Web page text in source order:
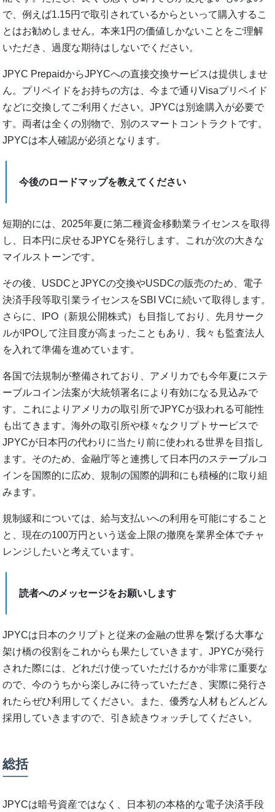
で、例えば1.15円で取引されているからといって購入するこ
とはお勧めしません。本来1円の価値しかないことをご理解
いただき、過度な期待はしないでください。
JPYC PrepaidからJPYCへの直接交換サービスは提供しませ
ん。プリペイドをお持ちの方は、今まで通りVisaプリペイド
などに交換してご利用ください。JPYCは別途購入が必要で
す。両者は全くの別物で、別のスマートコントラクトです。
JPYCは本人確認が必須となります。
今後のロードマップを教えてください
短期的には、2025年夏に第二種資金移動業ライセンスを取得
し、日本円に戻せるJPYCを発行します。これが次の大きな
マイルストーンです。
その後、USDCとJPYCの交換やUSDCの販売のため、電子
決済手段等取引業ライセンスをSBI VCに続いて取得します。
さらに、IPO（新規公開株式）も目指しており、先月サーク
ルがIPOして注目度が高まったこともあり、我々も監査法人
を入れて準備を進めています。
各国で法規制が整備されており、アメリカでも今年夏にステ
ーブルコイン法案が大統領署名により有効になる見込みで
す。これによりアメリカの取引所でJPYCが扱われる可能性
も出てきます。海外の取引所や様々なクリプトサービスで
JPYCが日本円の代わりに当たり前に使われる世界を目指し
ます。そのため、金融庁等と連携して日本円のステーブルコ
インを国際的に広め、規制の国際的調和にも積極的に取り組
みます。
規制緩和については、給与支払いへの利用を可能にすること
と、現在の100万円という送金上限の撤廃を業界全体でチャ
レンジしたいと考えています。
読者へのメッセージをお願いします
JPYCは日本のクリプトと従来の金融の世界を繋げる大事な
架け橋の役割をこれからも果たしていきます。JPYCが発行
された際には、どれだけ使っていただけるかが非常に重要な
ので、今のうちから楽しみに待っていただき、実際に発行さ
れたらぜひ利用してください。また、優秀な人材もどんどん
採用していきますので、引き続きウォッチしてください。
総括
JPYCは暗号資産ではなく、日本初の本格的な電子決済手段